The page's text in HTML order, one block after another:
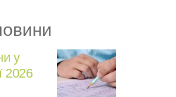
у
2026